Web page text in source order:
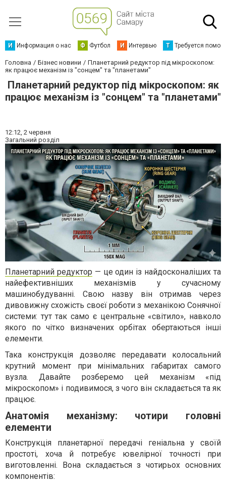
И Информация о нас Ф Футбол И Интервью Т Требуется
Головна Бізнес новини
Планетарний редуктор під мікроскопом:
як працює механізм із "сонцем" та "планетами"
Планетарний редуктор під мікроскопом: як
працює механізм із "сонцем" та "планетами"
12:12, 2 червня
Загальний розділ
Планетарний редуктор — це один із найдосконаліших та
найефективніших механізмів у сучасному
машинобудуванні. Свою назву він отримав через
дивовижну схожість своєї роботи з механікою Сонячної
системи: тут так само є центральне «світило», навколо
якого по чітко визначених орбітах обертаються інші
елементи.
Така конструкція дозволяє передавати колосальний
крутний момент при мінімальних габаритах самого
вузла. Давайте розберемо цей механізм «під
мікроскопом» і подивимося, з чого він складається та як
працює.
Анатомія механізму: чотири головні
елементи
Конструкція планетарної передачі геніальна у своїй
простоті, хоча й потребує ювелірної точності при
виготовленні. Вона складається з чотирьох основних
компонентів: